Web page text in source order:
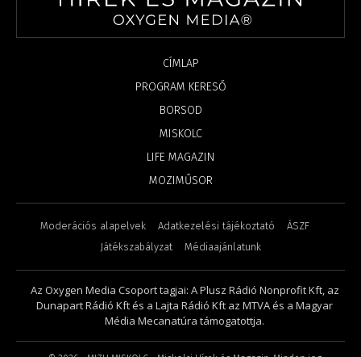
CÍMLAP
PROGRAM KERESŐ
BORSOD
MISKOLC
LIFE MAGAZIN
MOZIMŰSOR
Moderációs alapelvek Adatkezelési tájékoztató
ÁSZF
Játékszabályzat
Médiaajánlatunk
Az Oxygen Media Csoport tagjai: A Plusz Rádió Nonprofit Kft, az
Dunapart Rádió Kft és a Lajta Rádió Kft az MTVA és a Magyar
Média Mecanatúra támogatottja.